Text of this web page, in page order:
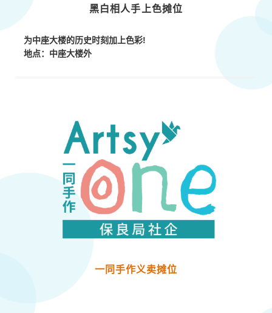
黑白相人手上色摊位
为中座大楼的历史时刻加上色彩!
地点： 中座大楼外
一同手作​义卖摊位